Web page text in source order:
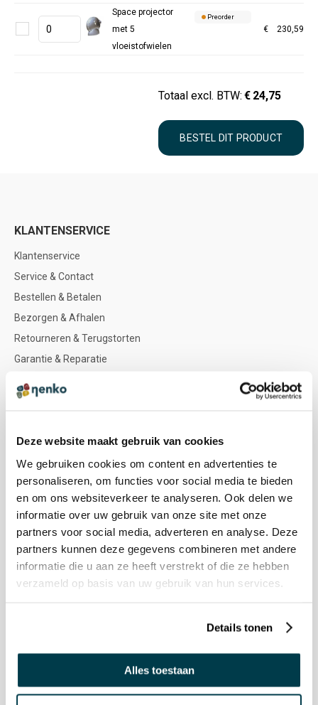
Deze website maakt gebruik van cookies
We gebruiken cookies om content en advertenties te
personaliseren, om functies voor social media te bieden
en om ons websiteverkeer te analyseren. Ook delen we
informatie over uw gebruik van onze site met onze
partners voor social media, adverteren en analyse. Deze
partners kunnen deze gegevens combineren met andere
informatie die u aan ze heeft verstrekt of die ze hebben
verzameld op basis van uw gebruik van hun services.
Details tonen
Alles toestaan
Space projector
met 5
vloeistofwielen
Preorder
€ 230,59
Totaal excl. BTW: € 24,75
KLANTENSERVICE
Klantenservice
Service & Contact
Bestellen & Betalen
Bezorgen & Afhalen
Retourneren & Terugstorten
Garantie & Reparatie
Nenko team
Sociale werkplaatsen
Zintuigen & icoontjes
Doelgroepen
Vacatures
Spel & Ontwikkeling